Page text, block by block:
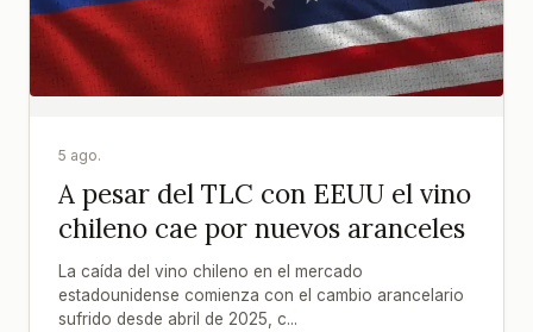
5 ago.
A pesar del TLC con EEUU el vino
chileno cae por nuevos aranceles
La caída del vino chileno en el mercado
estadounidense comienza con el cambio arancelario
sufrido desde abril de 2025, c...